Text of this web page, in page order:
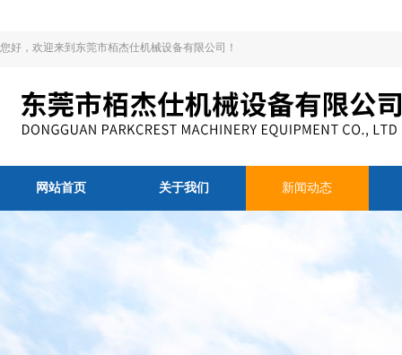
您好，欢迎来到东莞市栢杰仕机械设备有限公司！
网站首页 关于我们 新闻动态